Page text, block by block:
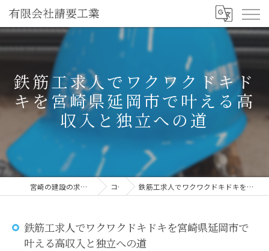
鉄筋工求人でワクワクドキド
キを宮崎県延岡市で叶える高
収入と独立への道
宮崎の建設の求人なら有限会社請要工業 コラム 鉄筋工求人でワクワクドキドキを宮崎県延岡市で叶える高収入と独立への道
鉄筋工求人でワクワクドキドキを宮崎県延岡市で
叶える高収入と独立への道